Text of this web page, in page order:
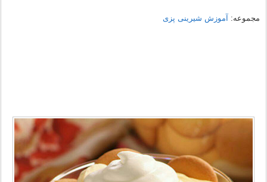
مجموعه: آموزش شیرینی پزی